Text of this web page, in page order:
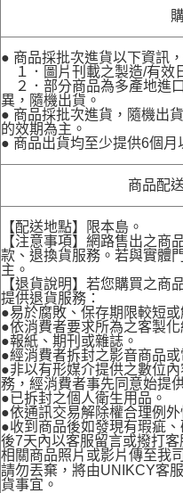
● 商品採批次進貨以下資訊
１．圖片刊載之製造/有效
２．部分商品為多產地進
異，隨機出貨。
● 商品採批次進貨，隨機出
的效期為主。
● 商品出貨均至少提供6個月
商品配
【配送地點】限本島。
【注意事項】網路售出之商
款、退換貨服務。若與實體
主。
【退貨說明】若您購買之商
提供退貨服務：
●易於腐敗、保存期限較短或
●依消費者要求所為之客製化
●報紙、期刊或雜誌。
●經消費者拆封之影音商品或
●非以有形媒介提供之數位
務，經消費者事先同意始提
●已拆封之個人衛生用品。
●依通訊交易解除權合理例
●收到商品後如發現有瑕疵
後7天內以客服留言或撥打
相關商品照片或影片傳至我司
請勿丟棄，將由UNIKCY客
貨事宜。